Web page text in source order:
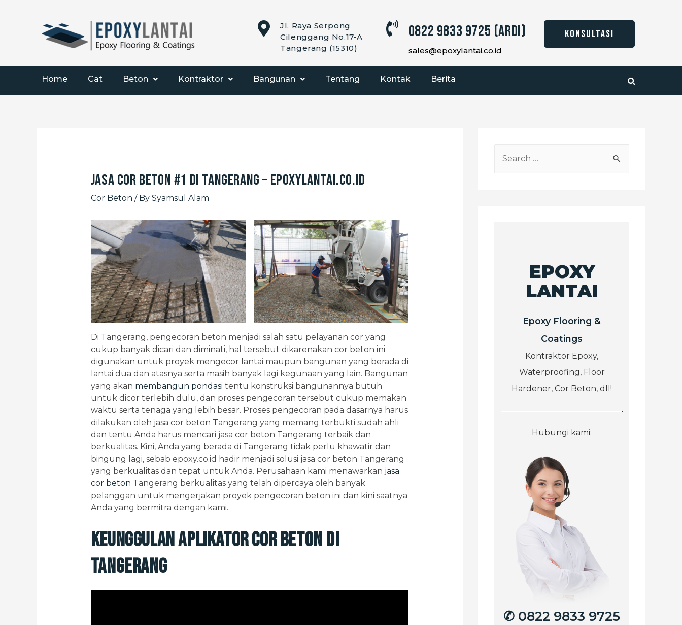
Jl. Raya Serpong
Cilenggang No.17-A
Tangerang (15310)
0822 9833 9725 (Ardi)
sales@epoxylantai.co.id
KONSULTASI
Home Cat Beton Kontraktor Bangunan Tentang Kontak Berita
Jasa Cor Beton #1 di Tangerang – EpoxyLantai.co.id
Cor Beton / By Syamsul Alam
Di Tangerang, pengecoran beton menjadi salah satu pelayanan cor yang
cukup banyak dicari dan diminati, hal tersebut dikarenakan cor beton ini
digunakan untuk proyek mengecor lantai maupun bangunan yang berada di
lantai dua dan atasnya serta masih banyak lagi kegunaan yang lain. Bangunan
yang akan membangun pondasi tentu konstruksi bangunannya butuh
untuk dicor terlebih dulu, dan proses pengecoran tersebut cukup memakan
waktu serta tenaga yang lebih besar. Proses pengecoran pada dasarnya harus
dilakukan oleh jasa cor beton Tangerang yang memang terbukti sudah ahli
dan tentu Anda harus mencari jasa cor beton Tangerang terbaik dan
berkualitas. Kini, Anda yang berada di Tangerang tidak perlu khawatir dan
bingung lagi, sebab epoxy.co.id hadir menjadi solusi jasa cor beton Tangerang
yang berkualitas dan tepat untuk Anda. Perusahaan kami menawarkan jasa
cor beton Tangerang berkualitas yang telah dipercaya oleh banyak
pelanggan untuk mengerjakan proyek pengecoran beton ini dan kini saatnya
Anda yang bermitra dengan kami.
Keunggulan Aplikator Cor Beton di
Tangerang
EPOXY
LANTAI
Epoxy Flooring &
Coatings
Kontraktor Epoxy,
Waterproofing, Floor
Hardener, Cor Beton, dll!
Hubungi kami:
✆ 0822 9833 9725